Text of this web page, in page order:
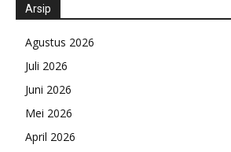
Arsip
Agustus 2026
Juli 2026
Juni 2026
Mei 2026
April 2026